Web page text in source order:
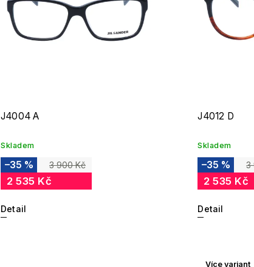
J4004 A
Skladem
3 900 Kč
–35 %
2 535 Kč
Detail
J4012 D
Skladem
3
–35 %
2 535 Kč
Detail
Více variant